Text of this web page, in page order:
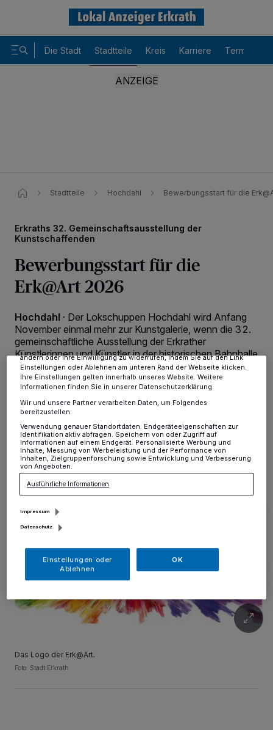
Die Stadt Stadtteile Kreis Karriere Termine
Stadtteile Hochdahl Bewerbungsstart für die
Erkraths 32. Gemeinschaftsausstellung der
Kunstschaffenden
Bewerbungsstart für die
Erk@Art 2026
Hochdahl · Der Lokschuppen Hochdahl wird Anfang
November einmal mehr zur Kunstgalerie, wenn die 32.
gemeinschaftliche Ausstellung der Erkrather
Künstlerinnen und Künstler in der historischen Bahnhalle
stattfindet.
27.05.2026 , 07:59 Uhr
Das Logo der Erk@Art.
Foto: Stadt Erkrath
Wir und unsere 218 -Partner speichern und greifen auf
personenbezogene Daten wie Browserdaten oder eindeutige
verarbeiten Daten, um Ihnen Dienste bereitzustellen“ aufgeführten
Zwecke. Wenn Tracker deaktiviert sind, sind manche Inhalte und
Anzeigen möglicherweise nicht mehr so relevant für Sie. Sie können
dieses Menü jederzeit wieder aufrufen, um Ihre Einstellungen zu
ändern oder Ihre Einwilligung zu widerrufen, indem Sie auf den Link
Einstellungen oder Ablehnen am unteren Rand der Webseite klicken.
Ihre Einstellungen gelten innerhalb unseres Website. Weitere
Informationen finden Sie in unserer Datenschutzerklärung.
Wir und unsere Partner verarbeiten Daten, um Folgendes
bereitzustellen:
Verwendung genauer Standortdaten. Endgeräteeigenschaften zur
Identifikation aktiv abfragen. Speichern von oder Zugriff auf
Informationen auf einem Endgerät. Personalisierte Werbung und
Inhalte, Messung von Werbeleistung und der Performance von
Inhalten, Zielgruppenforschung sowie Entwicklung und Verbesserung
von Angeboten.
Ausführliche Informationen
Impressum
Datenschutz
Einstellungen oder
Ablehnen
OK